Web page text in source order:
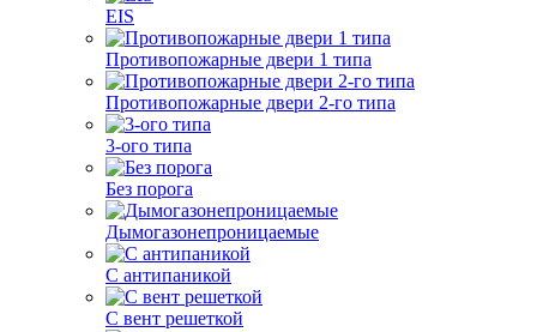
EIS
Противопожарные двери 1 типа
Противопожарные двери 2-го типа
3-ого типа
Без порога
Дымогазонепроницаемые
С антипаникой
С вент решеткой